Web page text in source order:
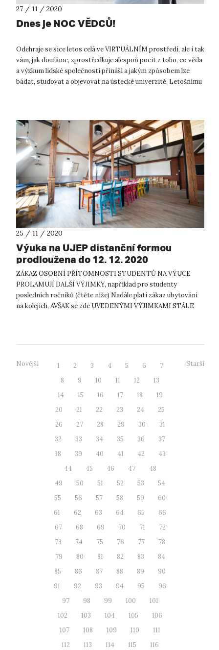
27 / 11 / 2020
Dnes je NOC VĚDCŮ!
Odehraje se sice letos celá ve VIRTUÁLNÍM prostředí, ale i tak
vám, jak doufáme, zprostředkuje alespoň pocit z toho, co věda
a výzkum lidské společnosti přináší a jakým způsobem lze
bádat, studovat a objevovat na ústecké univerzitě. Letošnímu
25 / 11 / 2020
Výuka na UJEP distanční formou
prodloužena do 12. 12. 2020
ZÁKAZ OSOBNÍ PŘÍTOMNOSTI STUDENTŮ NA VÝUCE
PROLAMUJÍ DALŠÍ VÝJIMKY, například pro studenty
posledních ročníků (čtěte níže) Nadále platí zákaz ubytování
na kolejích, AVŠAK se zde UVEDENÝMI VÝJIMKAMI STÁLE
Novější 1 2 3 4 5 6
7
8
9 10 11 12
13
14
15 16 17 18
19
20
21 22 23 24
25
26
27 28 29 30
31
32
33 34 35 36
37
38
39 40 41 42
43
44
45 46 47
48
49
50 51 52 53
54
55
56 57 58 59
60
61
62 63 64 65
66
67
68 69 70 71
72
73
74 75 76 77
78
79
80 81 82 83
84
85
86 87 88 89
90
91
92 93 94 95
96
97
98 99 100
101
102
103 104 105
106
107
108 109 110
111
112
113 114 115
116
Starší